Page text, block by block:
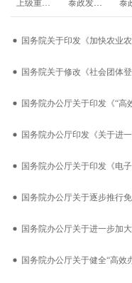
上级重要政策文件转载 泰政发文件 泰政
国务院关于修改《社会团体
国务院办公厅关于印发《电
国务院办公厅关于逐步推行
国务院办公厅关于进一步加